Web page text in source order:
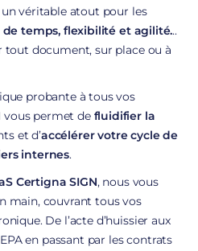
véritable atout pour les
de temps, flexibilité et agilité...
tout document, sur place ou à
probante à tous vos
vous permet defluidifier la
et d’accélérer votre cycle de
internes.
Certigna SIGN, nous vous
main, couvrant tous vos
De l’acte d’huissier aux
en passant par les contrats